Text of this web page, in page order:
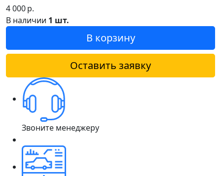
4 000р.
В наличии 1 шт.
В корзину
Оставить заявку
Звоните менеджеру